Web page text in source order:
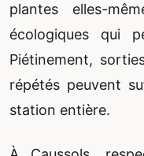
plantes elles-
écologiques qui
Piétinement,
répétés peuvent
station entière.